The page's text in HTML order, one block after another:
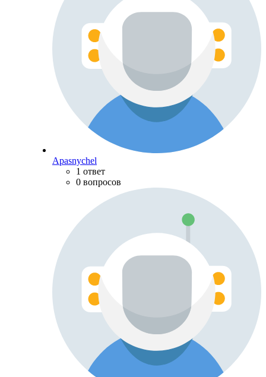
Apasnychel
1 ответ
0 вопросов